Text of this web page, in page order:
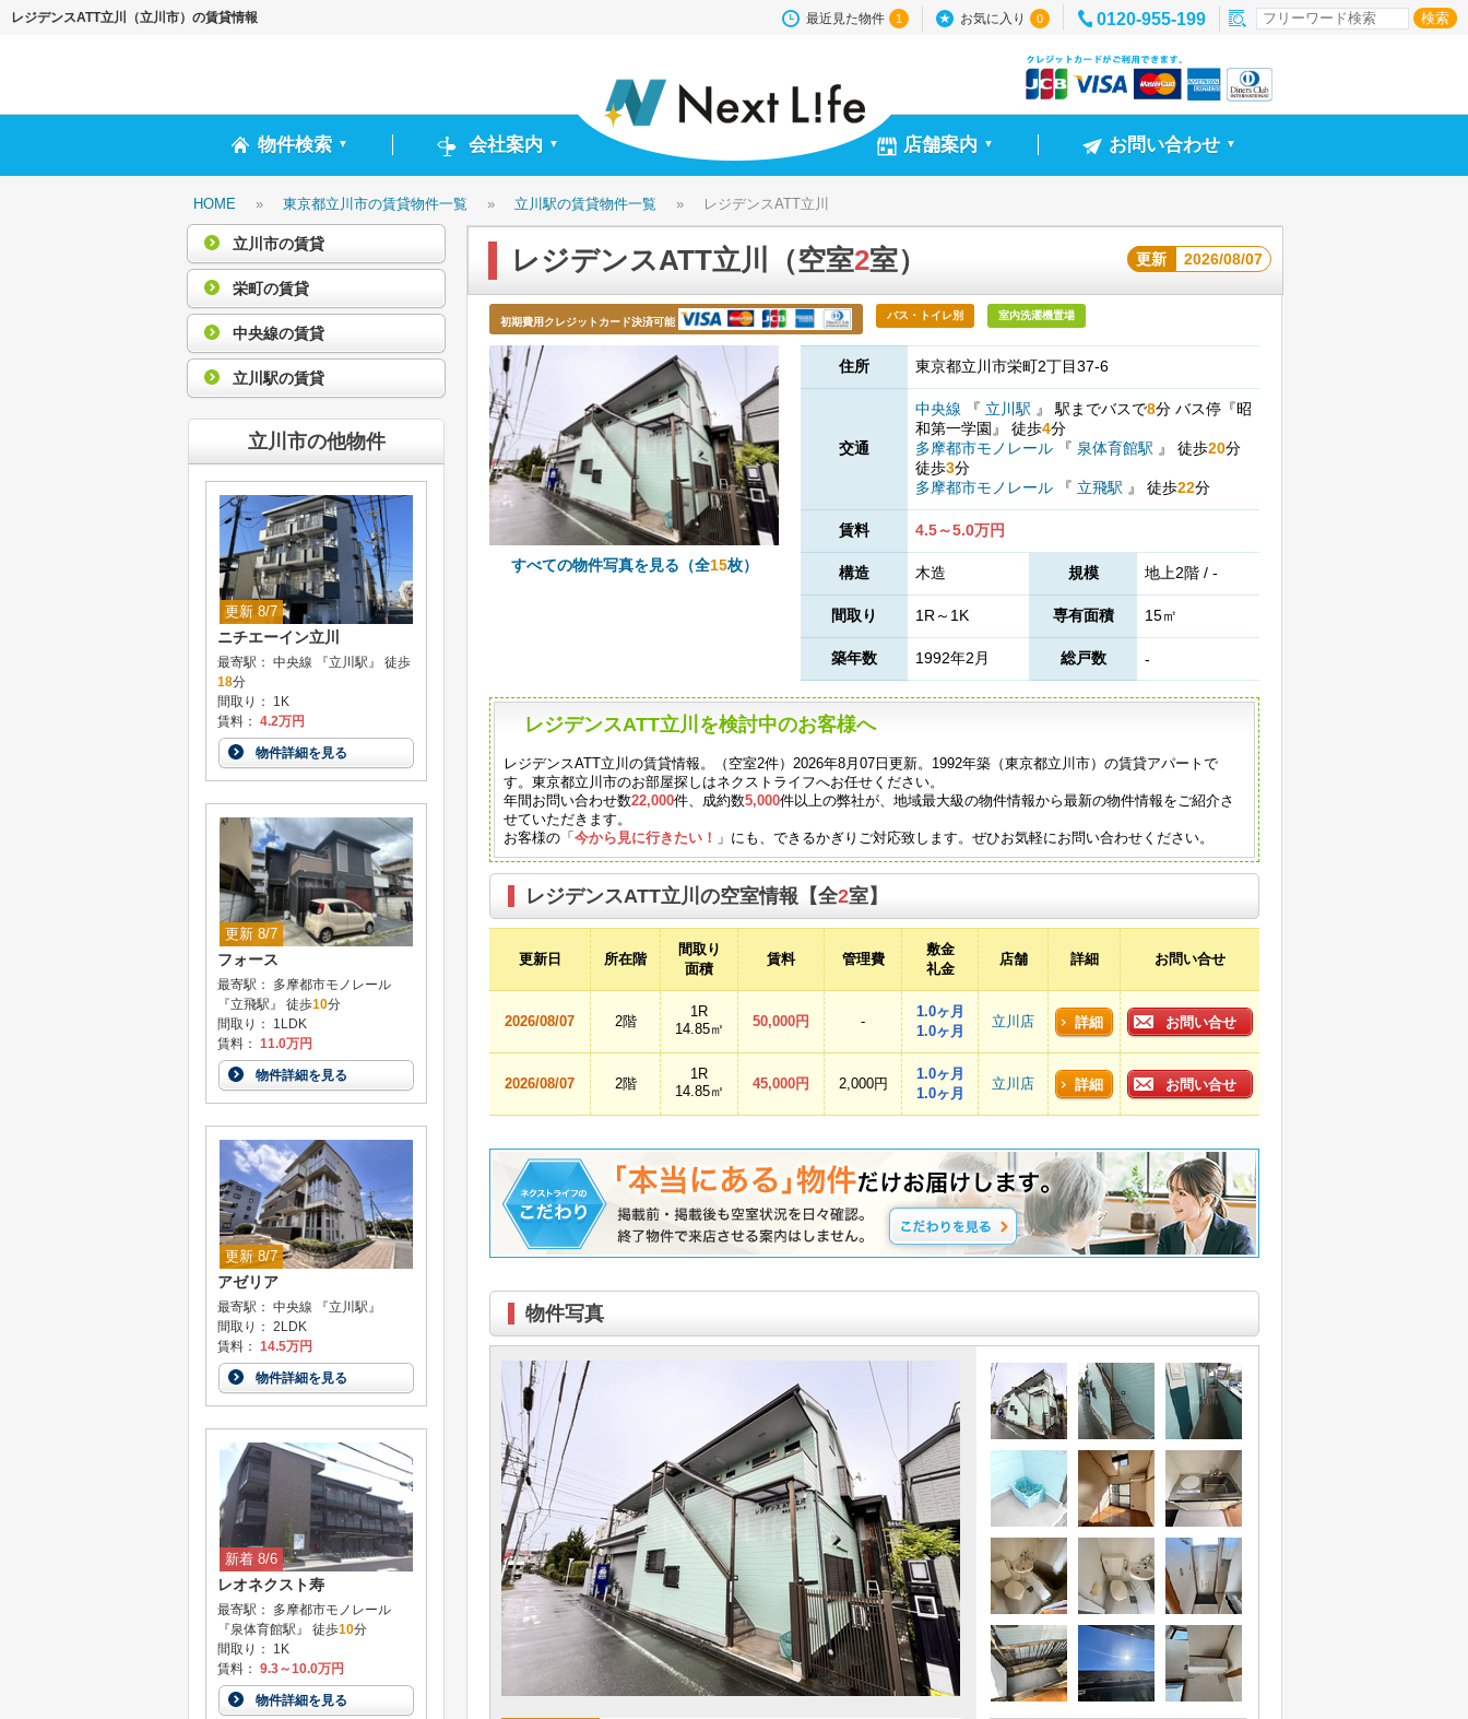
レジデンスATT立川（立川市）の賃貸情報 最近見た物件 1 お気に入り 0 0120-955-199
物件検索 ▼ 会社案内 ▼ 店舗案内 ▼ お問い合わせ ▼
HOME » 東京都立川市の賃貸物件一覧 » 立川駅の賃貸物件一覧 » レジデンスATT立川
レジデンスATT立川（空室2室） 更新 2026/08/07
初期費用クレジットカード決済可能
バス・トイレ別 室内洗濯機置場
すべての物件写真を見る（全15枚）
住所 東京都立川市栄町2丁目37-6
交通
中央線 『 立川駅 』 駅までバスで8分 バス停『昭
和第一学園』 徒歩4分
多摩都市モノレール
『 泉体育館駅 』 徒歩20分
徒歩3分
多摩都市モノレール
『 立飛駅 』 徒歩22分
賃料 4.5～5.0万円
構造 木造 規模 地上2階 / -
間取り 1R～1K 専有面積 15㎡
築年数 1992年2月 総戸数 -
レジデンスATT立川を検討中のお客様へ
レジデンスATT立川の賃貸情報。（空室2件）2026年8月07日更新。1992年築（東京都立川市）の賃貸アパートで
す。東京都立川市のお部屋探しはネクストライフへお任せください。
年間お問い合わせ数22,000件、成約数5,000件以上の弊社が、地域最大級の物件情報から最新の物件情報をご紹介さ
せていただきます。
お客様の「今から見に行きたい！ 」にも、できるかぎりご対応致します。ぜひお気軽にお問い合わせください。
レジデンスATT立川の空室情報【全2室】
更新日 所在階
間取り
面積
賃料 管理費
敷金
礼金
店舗 詳細 お問い合せ
2026/08/07 2階
1R
14.85㎡
50,000円 -
1.0ヶ月
1.0ヶ月
立川店 詳細 お問い合せ
2026/08/07 2階
1R
14.85㎡
45,000円 2,000円
1.0ヶ月
1.0ヶ月
立川店 詳細 お問い合せ
物件写真
立川市の賃貸
栄町の賃貸
中央線の賃貸
立川駅の賃貸
立川市の他物件
更新 8/7
ニチエーイン立川
最寄駅： 中央線 『立川駅』 徒歩
18分
間取り： 1K
賃料： 4.2万円
物件詳細を見る
更新 8/7
フォース
最寄駅： 多摩都市モノレール
『立飛駅』 徒歩10分
間取り： 1LDK
賃料： 11.0万円
物件詳細を見る
更新 8/7
アゼリア
最寄駅： 中央線 『立川駅』
間取り： 2LDK
賃料： 14.5万円
物件詳細を見る
新着 8/6
レオネクスト寿
最寄駅： 多摩都市モノレール
『泉体育館駅』 徒歩10分
間取り： 1K
賃料： 9.3～10.0万円
物件詳細を見る